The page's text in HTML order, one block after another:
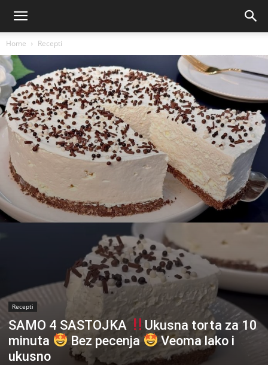
Home Recepti
Recepti
SAMO 4 SASTOJKA
Ukusna torta za 10
minuta
Bez pecenja
Veoma lako i
ukusno